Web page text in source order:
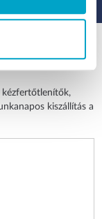
kézfertőtlenítők,
kiszállítás a